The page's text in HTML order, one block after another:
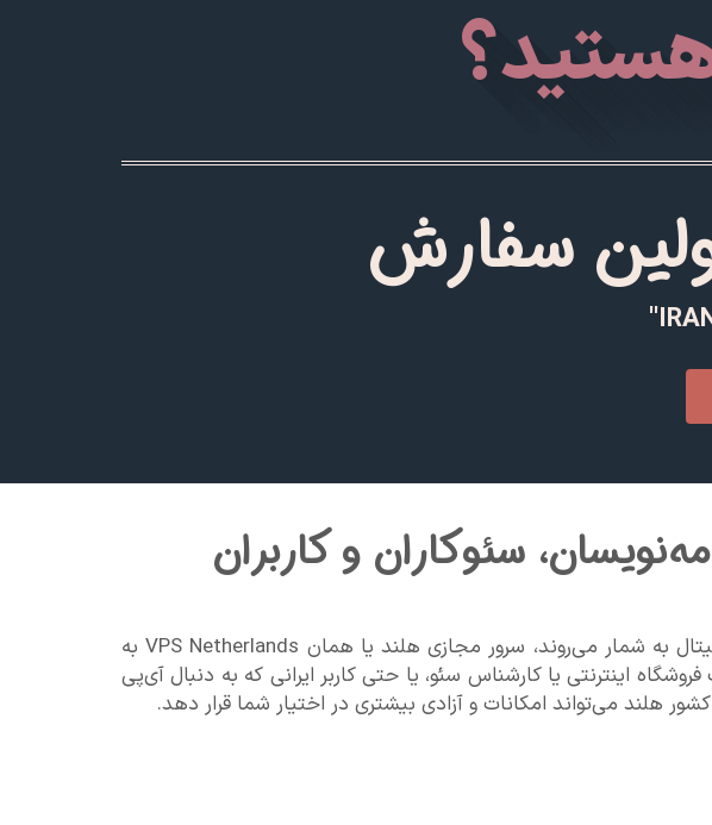
سفارش
سئوکاران و کاربران
در دنیای امروز که سرعت، امنیت و موقعیت مکانی از عوامل کلیدی در موفقیت پروژه‌های دیجیتال به شمار می‌روند، سرور مجازی هلند یا همان VPS Netherlands به
اینترنتی یا کارشناس سئو، یا حتی کاربر ایرانی که به دنبال آی‌پی
می‌تواند امکانات و آزادی بیشتری در اختیار شما قرار دهد.